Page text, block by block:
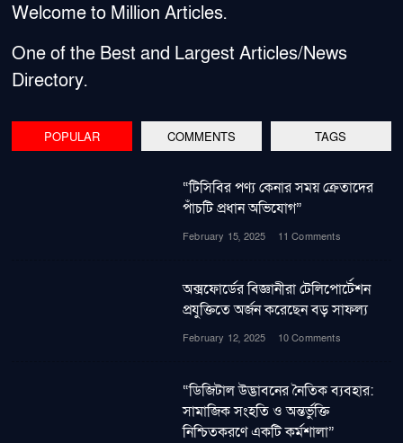
Welcome to Million Articles.
One of the Best and Largest Articles/News
Directory.
POPULAR COMMENTS TAGS
“টিসিবির পণ্য কেনার সময় ক্রেতাদের
পাঁচটি প্রধান অভিযোগ”
February 15, 2025 11 Comments
অক্সফোর্ডের বিজ্ঞানীরা টেলিপোর্টেশন
প্রযুক্তিতে অর্জন করেছেন বড় সাফল্য
February 12, 2025 10 Comments
“ডিজিটাল উদ্ভাবনের নৈতিক ব্যবহার:
সামাজিক সংহতি ও অন্তর্ভুক্তি
নিশ্চিতকরণে একটি কর্মশালা”